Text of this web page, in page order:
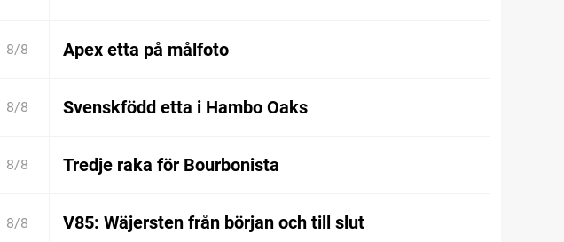
8/8 Apex etta på målfoto
8/8 Svenskfödd etta i Hambo Oaks
8/8 Tredje raka för Bourbonista
8/8 V85: Wäjersten från början och till slut